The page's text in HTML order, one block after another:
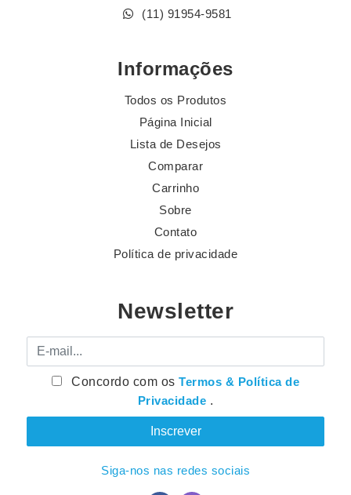
(11) 91954-9581
Informações
Todos os Produtos
Página Inicial
Lista de Desejos
Comparar
Carrinho
Sobre
Contato
Política de privacidade
Newsletter
E-mail
Concordo com osTermos & Política de
Privacidade .
Siga-nos nas redes sociais